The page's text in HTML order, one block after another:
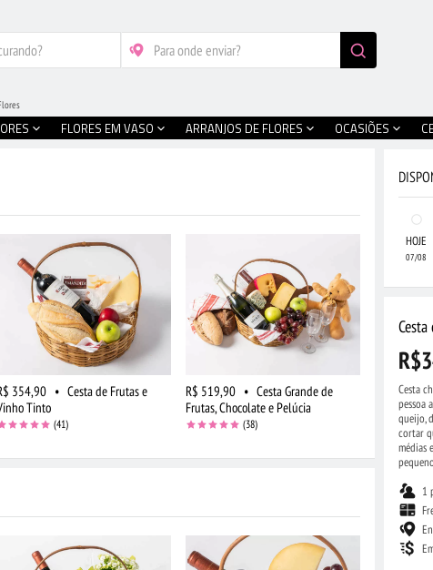
FLORES EM VASO ARRANJOS DE FLORES OCASIÕES
354,90 • Cesta de Frutas e
Tinto
(41)
R$ 519,90 • Cesta Grande de
Frutas, Chocolate e Pelúcia
(38)
HOJE
07/08
Cesta
pessoa
queijo,
cortar
médias
1